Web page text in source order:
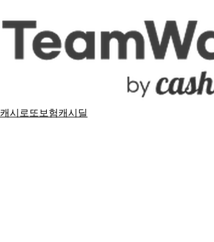
캐시로또 보험캐시딜